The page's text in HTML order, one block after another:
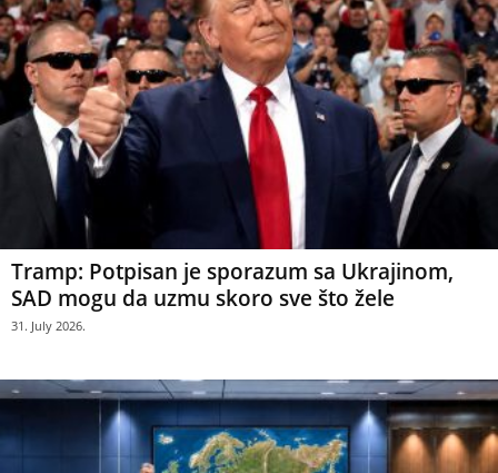
Tramp: Potpisan je sporazum sa Ukrajinom,
SAD mogu da uzmu skoro sve što žele
31. July 2026.